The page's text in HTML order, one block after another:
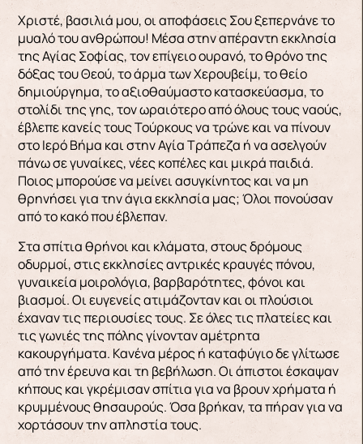
Χριστέ, βασιλιά μου, οι αποφάσεις Σου ξεπερνάνε το
μυαλό του ανθρώπου! Μέσα στην απέραντη εκκλησία
της Α­γίας Σοφίας, τον επίγειο ουρανό, το θρόνο της
δόξας του Θεού, το άρμα των Χερουβείμ, το θείο
δημιούργημα, το αξιοθαύμαστο κατασκεύασμα, το
στολίδι της γης, τον ωραιότερο από όλους τους ναούς,
έβλεπε κανείς τους Τούρκους να τρώνε και να πίνουν
στο Ιερό Βήμα και στην Αγία Τρά­πεζα ή να ασελγούν
πάνω σε γυναίκες, νέες κοπέ­λες και μικρά παιδιά.
Ποιος μπορούσε να μείνει ασυγκίνητος και να μη
θρηνήσει για την άγια εκ­κλησία μας; Όλοι πονούσαν
από το κακό που έβλε­παν.
Στα σπίτια θρήνοι και κλάματα, στους δρό­μους
οδυρμοί, στις εκκλησίες αντρικές κραυγές πόνου,
γυναικεία μοιρολόγια, βαρβαρότητες, φό­νοι και
βιασμοί. Οι ευγενείς ατιμάζονταν και οι πλούσιοι
έχαναν τις περιουσίες τους. Σε όλες τις πλατείες και
τις γωνιές της πόλης γίνονταν αμέ­τρητα
κακουργήματα. Κανένα μέρος ή καταφύγιο δε γλίτωσε
από την έρευνα και τη βεβήλωση. Οι άπιστοι έσκαψαν
κήπους και γκρέμισαν σπίτια για να βρουν χρήματα ή
κρυμμένους θησαυρούς. Όσα βρήκαν, τα πήραν για να
χορτάσουν την απληστία τους.